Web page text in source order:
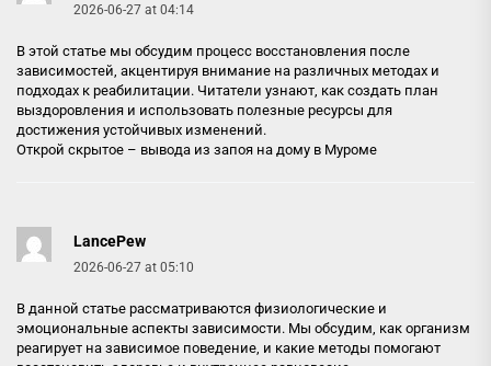
2026-06-27 at 04:14
В этой статье мы обсудим процесс восстановления после
зависимостей, акцентируя внимание на различных методах и
подходах к реабилитации. Читатели узнают, как создать план
выздоровления и использовать полезные ресурсы для
достижения устойчивых изменений.
Открой скрытое – вывода из запоя на дому в Муроме
LancePew
2026-06-27 at 05:10
В данной статье рассматриваются физиологические и
эмоциональные аспекты зависимости. Мы обсудим, как организм
реагирует на зависимое поведение, и какие методы помогают